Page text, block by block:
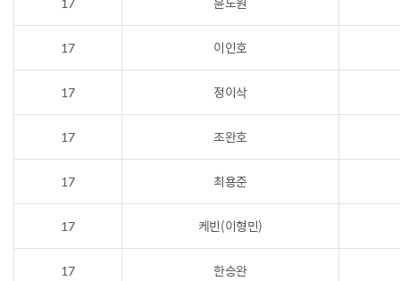
17 이인호
17 정이삭
17 조완호
17 최용준
17 케빈(이형민)
17 한승완